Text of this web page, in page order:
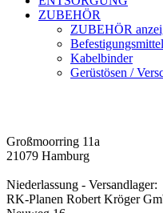
ZUBEHÖR
ZUBEHÖR
Befestigungsmittel
Kabelbinder
Gerüstösen /
Großmoorring 11a
21079 Hamburg
Niederlassung - Versandlager:
RK-Planen Robert Kröger